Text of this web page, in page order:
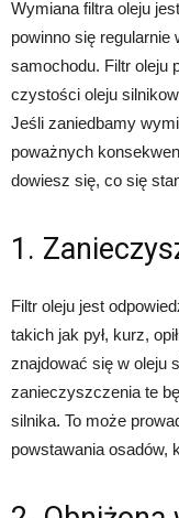
Wymiana filtra oleju
powinno się
samochodu. Filtr oleju
czystości oleju
Jeśli zaniedbamy
poważnych
dowiesz się, co się
1.
Filtr oleju jest
takich jak pył, kurz,
znajdować się w oleju
zanieczyszczenia te
silnika. To może
powstawania osadów,